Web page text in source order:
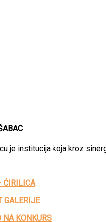
je institucija koja kroz
ĆIRILICA
GALERIJE
NA KONKURS